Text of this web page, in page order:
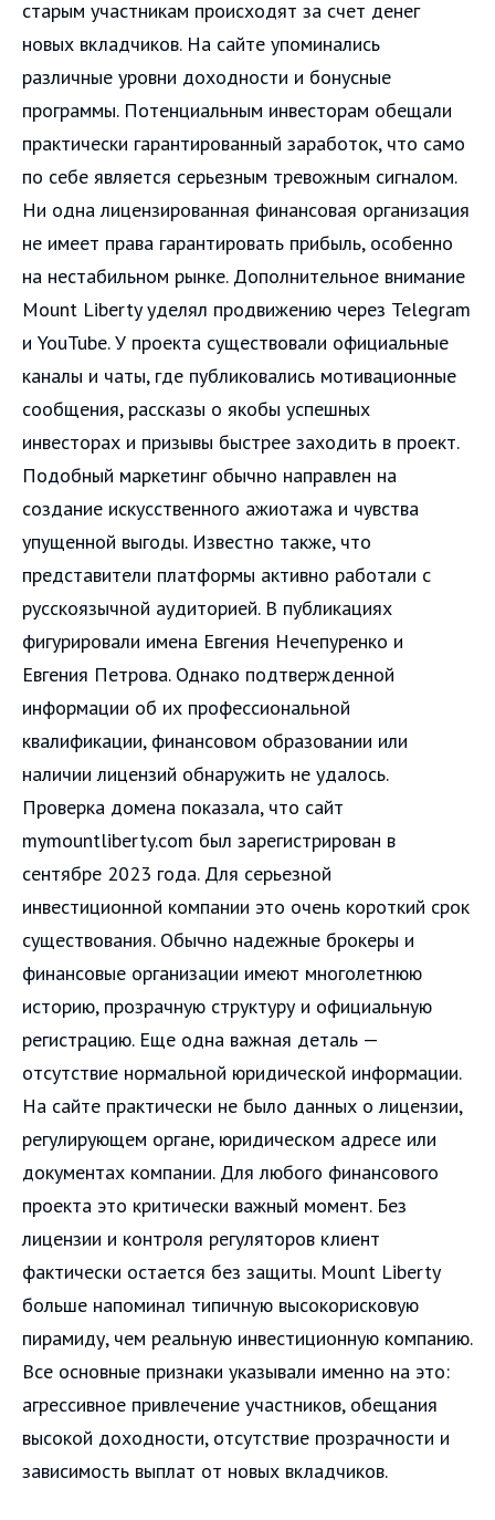
старым участникам происходят за счет денег
новых вкладчиков. На сайте упоминались
различные уровни доходности и бонусные
программы. Потенциальным инвесторам обещали
практически гарантированный заработок, что само
по себе является серьезным тревожным сигналом.
Ни одна лицензированная финансовая организация
не имеет права гарантировать прибыль, особенно
на нестабильном рынке. Дополнительное внимание
Mount Liberty уделял продвижению через Telegram
и YouTube. У проекта существовали официальные
каналы и чаты, где публиковались мотивационные
сообщения, рассказы о якобы успешных
инвесторах и призывы быстрее заходить в проект.
Подобный маркетинг обычно направлен на
создание искусственного ажиотажа и чувства
упущенной выгоды. Известно также, что
представители платформы активно работали с
русскоязычной аудиторией. В публикациях
фигурировали имена Евгения Нечепуренко и
Евгения Петрова. Однако подтвержденной
информации об их профессиональной
квалификации, финансовом образовании или
наличии лицензий обнаружить не удалось.
Проверка домена показала, что сайт
mymountliberty.com был зарегистрирован в
сентябре 2023 года. Для серьезной
инвестиционной компании это очень короткий срок
существования. Обычно надежные брокеры и
финансовые организации имеют многолетнюю
историю, прозрачную структуру и официальную
регистрацию. Еще одна важная деталь —
отсутствие нормальной юридической информации.
На сайте практически не было данных о лицензии,
регулирующем органе, юридическом адресе или
документах компании. Для любого финансового
проекта это критически важный момент. Без
лицензии и контроля регуляторов клиент
фактически остается без защиты. Mount Liberty
больше напоминал типичную высокорисковую
пирамиду, чем реальную инвестиционную компанию.
Все основные признаки указывали именно на это:
агрессивное привлечение участников, обещания
высокой доходности, отсутствие прозрачности и
зависимость выплат от новых вкладчиков.